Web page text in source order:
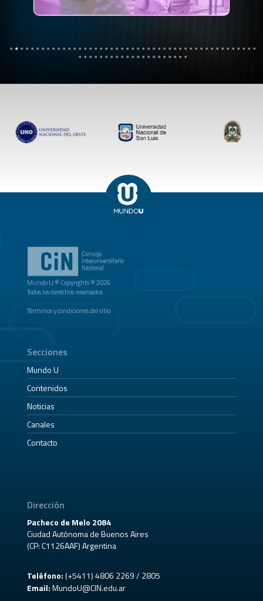
Mundo U ® Copyrights © 2026
Todos los derechos reservados.
Términos y condiciones del sitio
Secciones
Mundo U
Contenidos
Noticias
Canales
Contacto
Dirección
Pacheco de Melo 2084
Ciudad Autónoma de Buenos Aires
(CP: C1126AAF) Argentina
Teléfono:(+5411) 4806 2269 / 2805
Email: MundoU@CIN.edu.ar